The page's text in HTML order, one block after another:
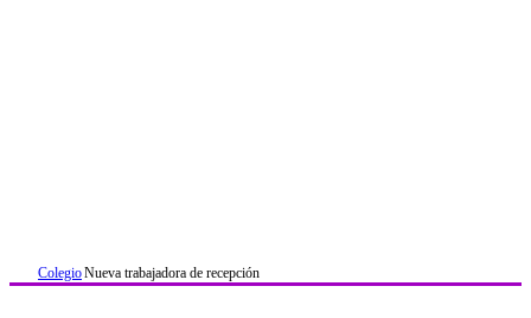
ColegioNueva trabajadora de recepción